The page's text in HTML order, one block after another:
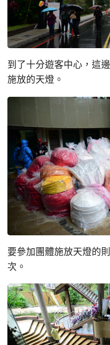
到了十分遊客中心，這
施放的天燈。
要參加團體施放天燈的
次。